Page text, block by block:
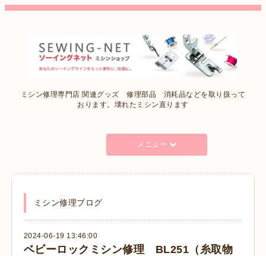
ミシン修理専門店 関連グッズ 修理部品 消耗品などを取り扱って
おります。壊れたミシン直ります
メニュー
ミシン修理ブログ
2024-06-19 13:46:00
ベビーロックミシン修理 BL251（糸取物